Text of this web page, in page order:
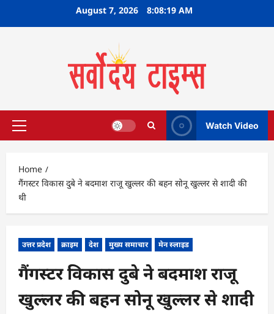
August 7, 2026 8:08:20 AM
Primary
Watch Video
Home
गैंगस्टर विकास दुबे ने बदमाश राजू खुल्लर की बहन सोनू खुल्लर से शादी की
थी
उत्तर प्रदेश क्राइम देश मुख्य समाचार मेन स्लाइड
गैंगस्टर विकास दुबे ने बदमाश राजू
खुल्लर की बहन सोनू खुल्लर से शादी